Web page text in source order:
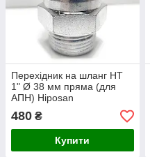
Перехідник на шланг НТ
1" Ø 38 мм пряма (для
АПН) Hiposan
480 ₴
Купити